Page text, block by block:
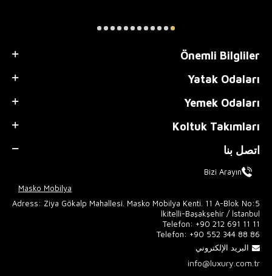
Önemli Bilgliler
Yatak Odaları
Yemek Odaları
Koltuk Takımları
اتصل بنا
Bizi Arayın
Masko Mobilya
Adress: Ziya Gökalp Mahallesi. Masko Mobilya Kenti. 11 A-Blok No:5
İkitelli-Başakşehir / İstanbul
Telefon: +90 212 691 11 11
Telefon: +90 552 344 88 86
البريد الإلكتروني
info@luxury.com.tr